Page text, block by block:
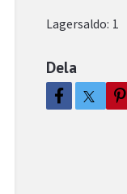
Lagersaldo: 1
Dela